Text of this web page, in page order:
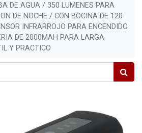
DE AGUA / 350 LUMENES PARA
DE NOCHE / CON BOCINA DE 120
INFRARROJO PARA ENCENDIDO
DE 2000MAH PARA LARGA
Y PRACTICO